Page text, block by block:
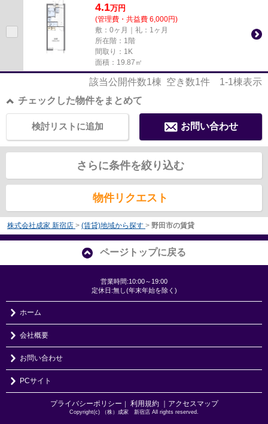
4.1万円
(管理費・共益費 6,000円)
敷：0ヶ月｜礼：1ヶ月
所在階：1階
間取り：1K
面積：19.87㎡
該当公開件数1棟 空き数1件 1-1棟表示
チェックした物件をまとめて
お問い合わせ
検討リストに追加
さらに条件を絞り込む
物件リクエスト
株式会社成家 新宿店 > (賃貸)地域から探す > 野田市の賃貸
ページトップに戻る
営業時間:10:00～19:00
定休日:無し(年末年始を除く)
ホーム
会社概要
お問い合わせ
PCサイト
プライバシーポリシー ｜ 利用規約 ｜アクセスマップ
Copyright(c) （株）成家 新宿店 All rights reserved.